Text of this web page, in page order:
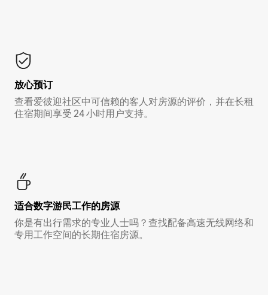
放心预订
查看爱彼迎社区中可信赖的客人对房源的评价，并在长租
住宿期间享受 24 小时用户支持。
适合数字游民工作的房源
你是有出行需求的专业人士吗？查找配备高速无线网络和
专用工作空间的长期住宿房源。